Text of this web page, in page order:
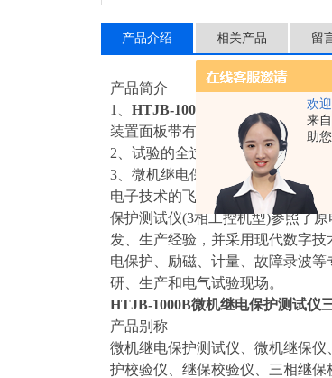
欢迎
来
助
产品介绍 相关产品 留
产品简介
1、 HTJB-1000B 微机继电保护测
装置面板带有大屏幕液晶显示器
2、试验的全过程及试验结果均在
3、微机继电保护测试仪测试装置
电子技术的飞速发展，应用技术
保护测试仪(3相工控机型)参照了
发、生产经验，并采用现代数字
电保护、励磁、计量、故障录波
研、生产和电气试验现场。
HTJB-1000B微机继电保护测试仪
产品别称
微机继电保护测试仪、微机继保
护校验仪、继保校验仪、三相继保